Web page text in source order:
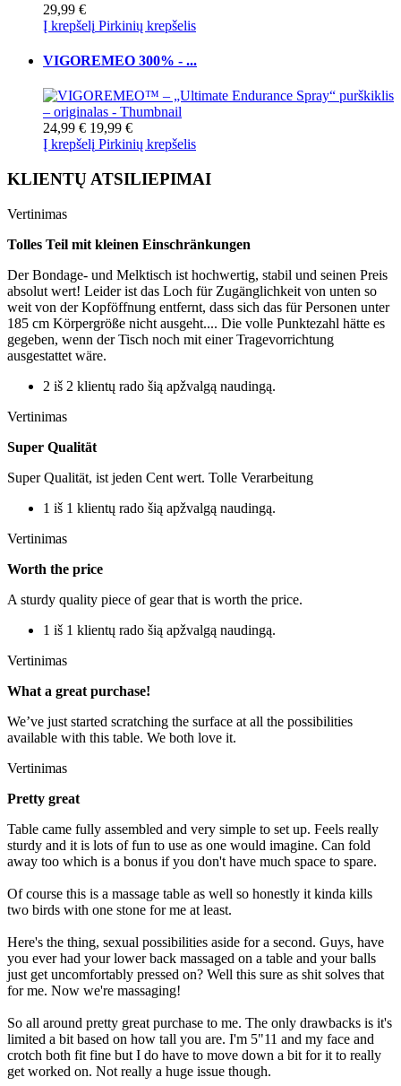
29,99 €
Į krepšelį Pirkinių krepšelis
VIGOREMEO 300% - ...
24,99 € 19,99 €
Į krepšelį Pirkinių krepšelis
KLIENTŲ ATSILIEPIMAI
Vertinimas
Tolles Teil mit kleinen Einschränkungen
Der Bondage- und Melktisch ist hochwertig, stabil und seinen Preis
absolut wert! Leider ist das Loch für Zugänglichkeit von unten so
weit von der Kopföffnung entfernt, dass sich das für Personen unter
185 cm Körpergröße nicht ausgeht.... Die volle Punktezahl hätte es
gegeben, wenn der Tisch noch mit einer Tragevorrichtung
ausgestattet wäre.
2 iš 2 klientų rado šią apžvalgą naudingą.
Vertinimas
Super Qualität
Super Qualität, ist jeden Cent wert. Tolle Verarbeitung
1 iš 1 klientų rado šią apžvalgą naudingą.
Vertinimas
Worth the price
A sturdy quality piece of gear that is worth the price.
1 iš 1 klientų rado šią apžvalgą naudingą.
Vertinimas
What a great purchase!
We’ve just started scratching the surface at all the possibilities
available with this table. We both love it.
Vertinimas
Pretty great
Table came fully assembled and very simple to set up. Feels really
sturdy and it is lots of fun to use as one would imagine. Can fold
away too which is a bonus if you don't have much space to spare.
Of course this is a massage table as well so honestly it kinda kills
two birds with one stone for me at least.
Here's the thing, sexual possibilities aside for a second. Guys, have
you ever had your lower back massaged on a table and your balls
just get uncomfortably pressed on? Well this sure as shit solves that
for me. Now we're massaging!
So all around pretty great purchase to me. The only drawbacks is it's
limited a bit based on how tall you are. I'm 5"11 and my face and
crotch both fit fine but I do have to move down a bit for it to really
get worked on. Not really a huge issue though.